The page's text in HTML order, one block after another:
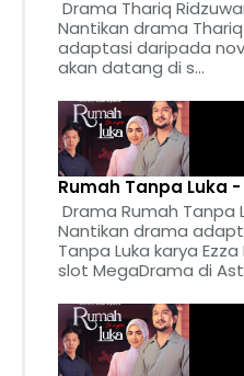
Drama Thariq
Nantikan drama
adaptasi daripada
akan datang di s...
Rumah Tanpa Luka -
Drama Rumah Tanpa
Nantikan drama
Tanpa Luka karya
slot MegaDrama di